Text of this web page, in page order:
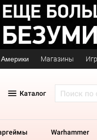
Магазины
Каталог
Warhammer